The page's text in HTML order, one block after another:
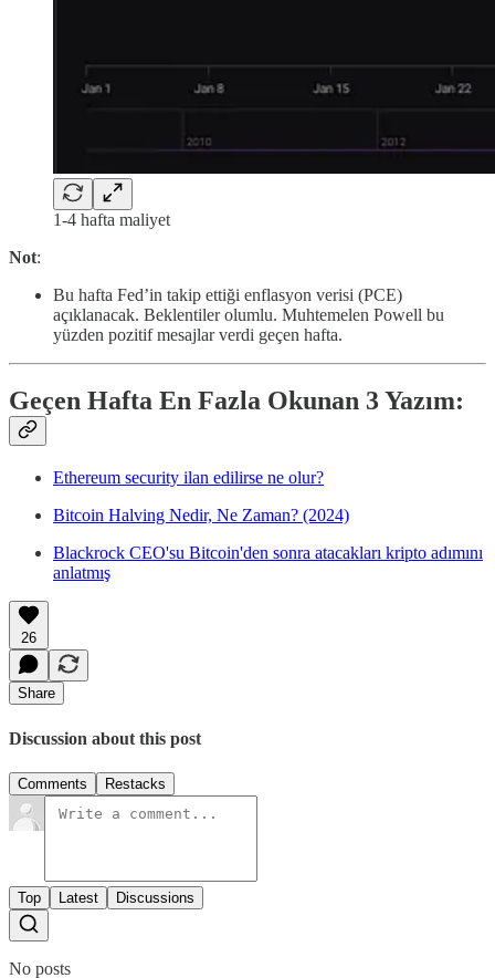
1-4 hafta maliyet
Not:
Bu hafta Fed’in takip ettiği enflasyon verisi (PCE)
açıklanacak. Beklentiler olumlu. Muhtemelen Powell bu
yüzden pozitif mesajlar verdi geçen hafta.
Geçen Hafta En Fazla Okunan 3 Yazım:
Ethereum security ilan edilirse ne olur?
Bitcoin Halving Nedir, Ne Zaman? (2024)
Blackrock CEO'su Bitcoin'den sonra atacakları kripto adımını
anlatmış
26
Share
Discussion about this post
Comments Restacks
Top Latest Discussions
No posts